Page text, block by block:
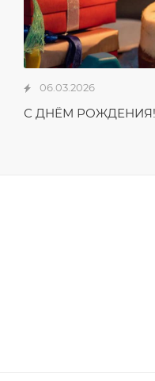
06.03.2026
С ДНЁМ РОЖДЕНИЯ!